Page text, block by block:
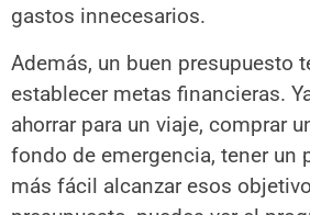
gastos innecesarios.
Además, un buen presupuesto
establecer metas financieras.
ahorrar para un viaje, comprar
fondo de emergencia, tener un
más fácil alcanzar esos